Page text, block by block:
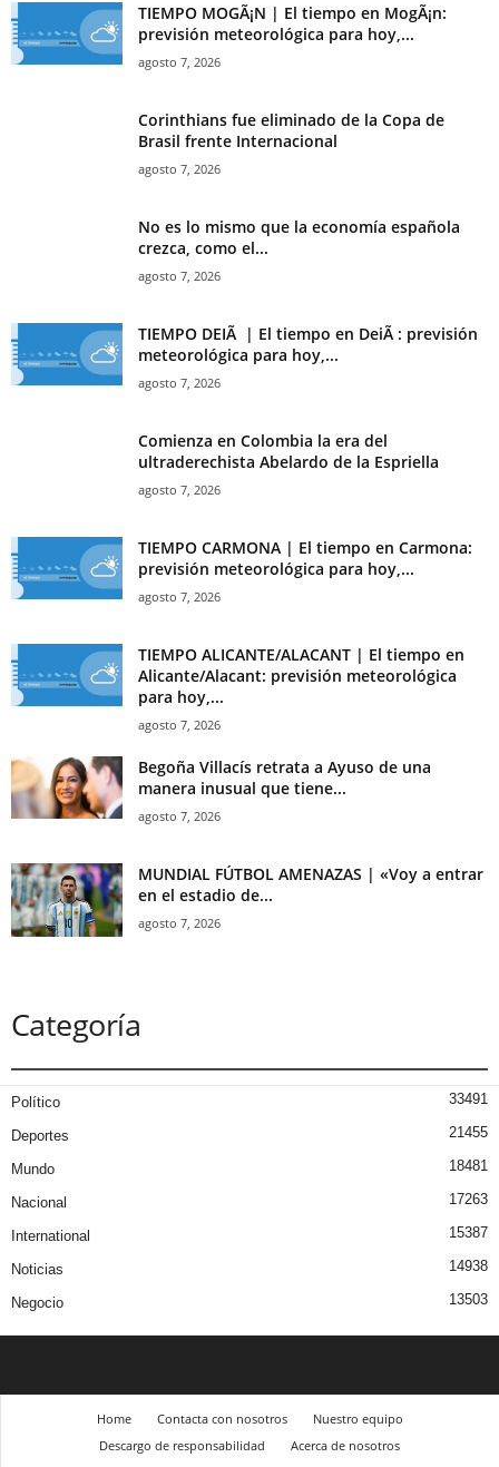
TIEMPO MOGÃ¡N | El tiempo en MogÃ¡n:
previsión meteorológica para hoy,...
agosto 7, 2026
Corinthians fue eliminado de la Copa de
Brasil frente Internacional
agosto 7, 2026
No es lo mismo que la economía española
crezca, como el...
agosto 7, 2026
TIEMPO DEIÃ | El tiempo en DeiÃ : previsión
meteorológica para hoy,...
agosto 7, 2026
Comienza en Colombia la era del
ultraderechista Abelardo de la Espriella
agosto 7, 2026
TIEMPO CARMONA | El tiempo en Carmona:
previsión meteorológica para hoy,...
agosto 7, 2026
TIEMPO ALICANTE/ALACANT | El tiempo en
Alicante/Alacant: previsión meteorológica
para hoy,...
agosto 7, 2026
Begoña Villacís retrata a Ayuso de una
manera inusual que tiene...
agosto 7, 2026
MUNDIAL FÚTBOL AMENAZAS | «Voy a entrar
en el estadio de...
agosto 7, 2026
Categoría
Político 33491
Deportes 21455
Mundo 18481
Nacional 17263
International 15387
Noticias 14938
Negocio 13503
Home Contacta con nosotros
Nuestro equipo
Descargo de responsabilidad
Acerca de nosotros